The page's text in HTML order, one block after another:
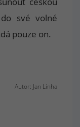
své volné
pouze on.
Autor: Jan Linha